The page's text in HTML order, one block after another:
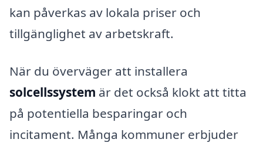
kan påverkas av lokala priser och
tillgänglighet av arbetskraft.
När du överväger att installera
solcellssystem är det också klokt att titta
på potentiella besparingar och
incitament. Många kommuner erbjuder